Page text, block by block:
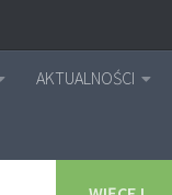
AKTUALNOŚCI